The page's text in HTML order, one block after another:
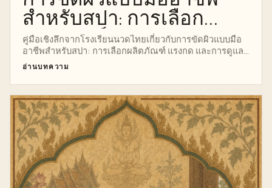
สำหรับสปา: การเลือก
ผลิตภัณฑ์ แรงกด และการ
ดูแลหลังการขัดผิว
คู่มือเชิงลึกจากโรงเรียนนวดไทยเกี่ยวกับการขัดผิวแบบมือ
อาชีพสำหรับสปา: การเลือกผลิตภัณฑ์ แรงกด และการดูแล
หลังการขัดผิว พร้อมด้วยข้อมูลการวิจัย กายวิภาคศาสตร์
อาชีพ อินโฟกราฟิกที่สมบูรณ์ และเส้นทางที่ชัดเจนสู่
หลักสูตรการนวดขัดผิวและห่อตัวแบบส่วนตัว
อ่านบทความ